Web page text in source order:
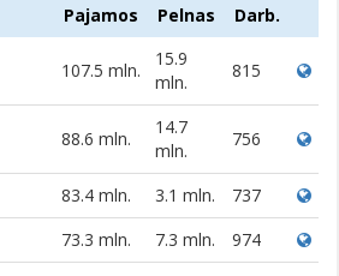
Pajamos Pelnas Darb.
107.5 mln.
15.9
mln.
815
88.6 mln.
14.7
mln.
756
83.4 mln. 3.1 mln.
737
73.3 mln. 7.3 mln.
974